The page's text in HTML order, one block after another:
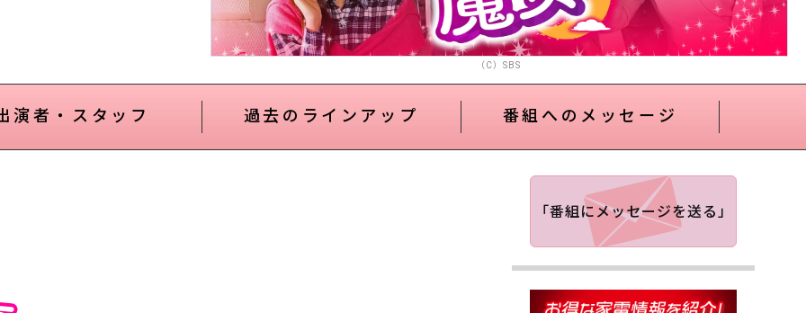
（C）SBS
演者・スタッフ 過去のラインアップ 番組へのメッセージ
「番組にメッセージを送る」